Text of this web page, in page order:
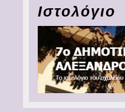
Ιστολόγιο